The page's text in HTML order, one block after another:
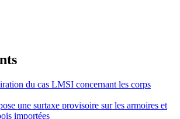
du cas LMSI concernant les corps
une surtaxe provisoire sur les armoires et
importées